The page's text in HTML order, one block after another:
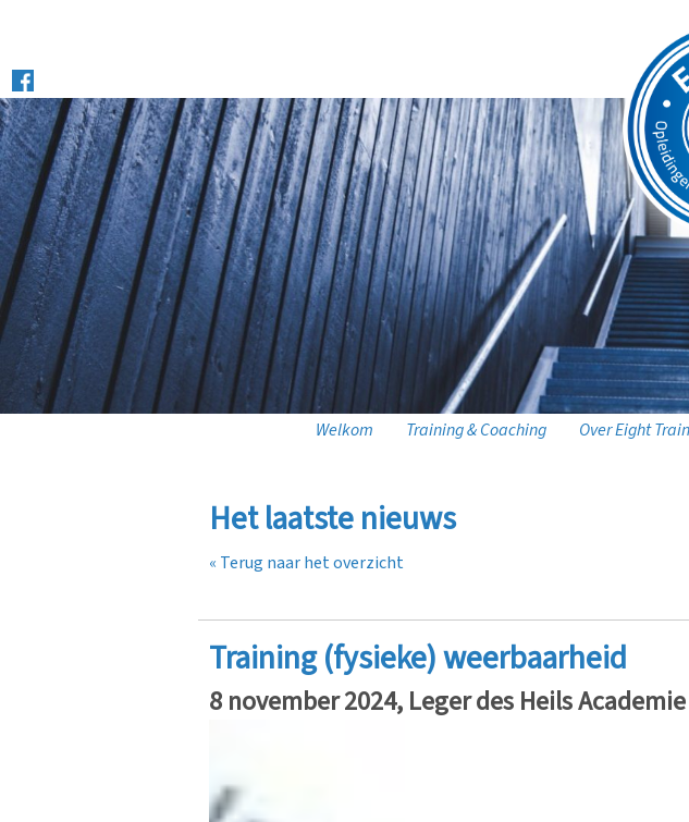
Welkom Training & Coaching Over Eight
Het laatste nieuws
« Terug naar het overzicht
Training (fysieke) weerbaarheid
8 november 2024, Leger des Heils